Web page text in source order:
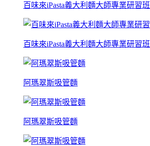
百味來iPasta義大利麵大師專業研習班
百味來iPasta義大利麵大師專業研習班
阿瑪翠斯吸管麵
阿瑪翠斯吸管麵